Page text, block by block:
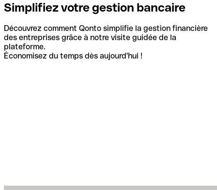
Simplifiez votre gestion bancaire
Découvrez comment Qonto simplifie la gestion financière
des entreprises grâce à notre visite guidée de la
plateforme.
Économisez du temps dès aujourd'hui !